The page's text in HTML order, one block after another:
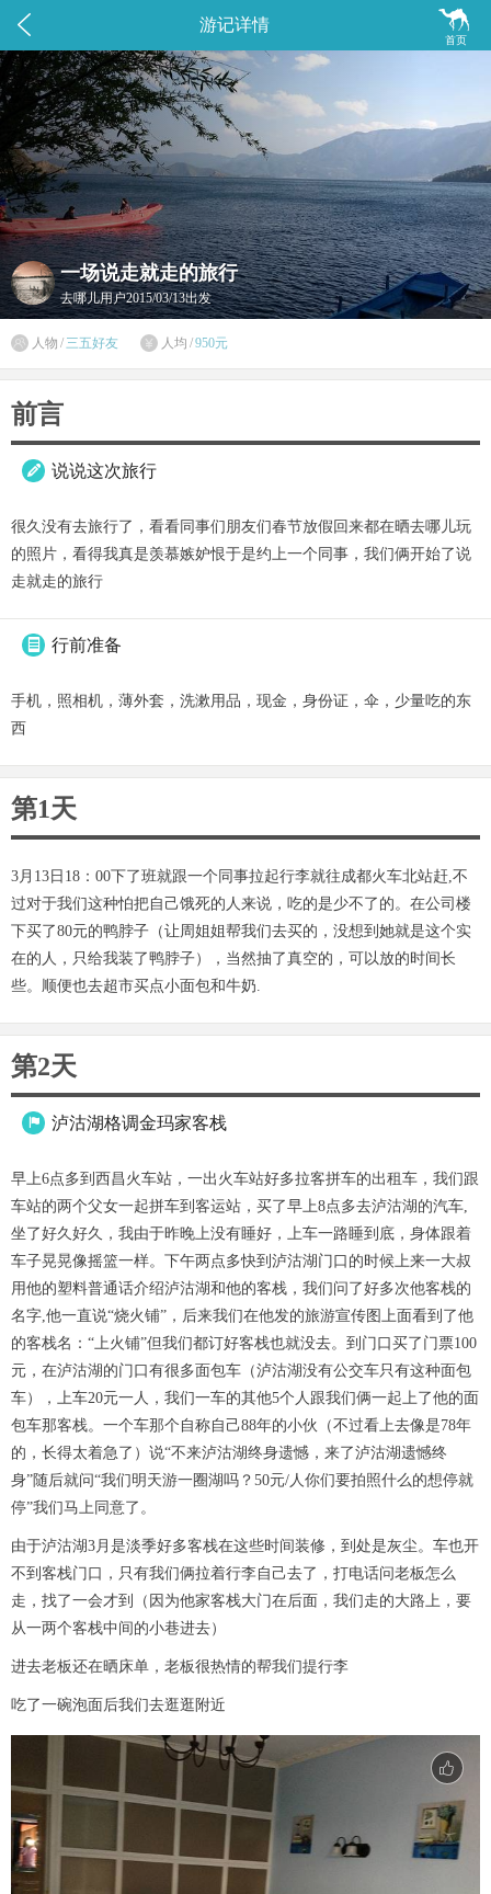
 
首页
游记详情
一场说走就走的旅行
去哪儿用户2015/03/13出发
 人物 / 三五好友  人均 /950元
前言
 说说这次旅行
很久没有去旅行了，看看同事们朋友们春节放假回来都在晒去哪儿玩
的照片，看得我真是羡慕嫉妒恨于是约上一个同事，我们俩开始了说
走就走的旅行
 行前准备
手机，照相机，薄外套，洗漱用品，现金，身份证，伞，少量吃的东
西
第1天
3月13日18：00下了班就跟一个同事拉起行李就往成都火车北站赶,不
过对于我们这种怕把自己饿死的人来说，吃的是少不了的。在公司楼
下买了80元的鸭脖子（让周姐姐帮我们去买的，没想到她就是这个实
在的人，只给我装了鸭脖子），当然抽了真空的，可以放的时间长
些。顺便也去超市买点小面包和牛奶.
第2天
 泸沽湖格调金玛家客栈
早上6点多到西昌火车站，一出火车站好多拉客拼车的出租车，我们跟
车站的两个父女一起拼车到客运站，买了早上8点多去泸沽湖的汽车,
坐了好久好久，我由于昨晚上没有睡好，上车一路睡到底，身体跟着
车子晃晃像摇篮一样。下午两点多快到泸沽湖门口的时候上来一大叔
用他的塑料普通话介绍泸沽湖和他的客栈，我们问了好多次他客栈的
名字,他一直说“烧火铺”，后来我们在他发的旅游宣传图上面看到了他
的客栈名：“上火铺”但我们都订好客栈也就没去。到门口买了门票100
元，在泸沽湖的门口有很多面包车（泸沽湖没有公交车只有这种面包
车），上车20元一人，我们一车的其他5个人跟我们俩一起上了他的面
包车那客栈。一个车那个自称自己88年的小伙（不过看上去像是78年
的，长得太着急了）说“不来泸沽湖终身遗憾，来了泸沽湖遗憾终
身”随后就问“我们明天游一圈湖吗？50元/人你们要拍照什么的想停就
停”我们马上同意了。
由于泸沽湖3月是淡季好多客栈在这些时间装修，到处是灰尘。车也开
不到客栈门口，只有我们俩拉着行李自己去了，打电话问老板怎么
走，找了一会才到（因为他家客栈大门在后面，我们走的大路上，要
从一两个客栈中间的小巷进去）
进去老板还在晒床单，老板很热情的帮我们提行李
吃了一碗泡面后我们去逛逛附近